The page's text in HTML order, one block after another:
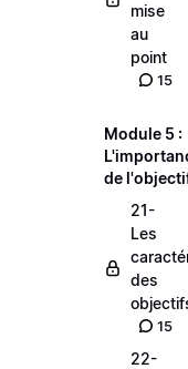
mise
au
point
15
Module 5 :
de
21-
Les
des
15
22-